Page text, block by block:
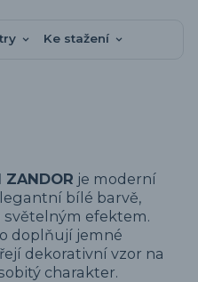
Ke stažení
ZANDOR je moderní
bílé barvě,
efektem.
doplňují jemné
dekorativní vzor na
charakter.